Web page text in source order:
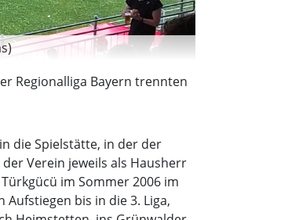
Regionalliga Bayern trennten
die Spielstätte, in der der
Verein jeweils als Hausherr
im Sommer 2006 im
bis in die 3. Liga,